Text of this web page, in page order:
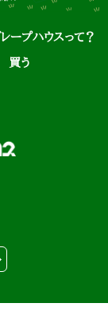
ープハウスって？
買う